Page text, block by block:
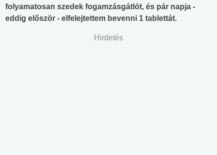
folyamatosan szedek fogamzásgátlót, és pár napja -
eddig először - elfelejtettem bevenni 1 tablettát.
Hirdetés